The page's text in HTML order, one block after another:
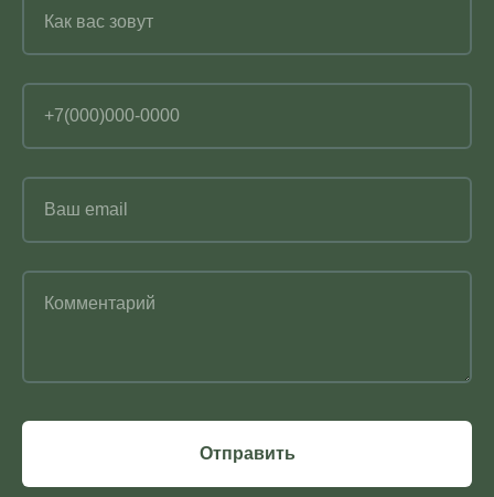
Как вас зовут
+7(000)000-0000
Ваш email
Комментарий
Отправить